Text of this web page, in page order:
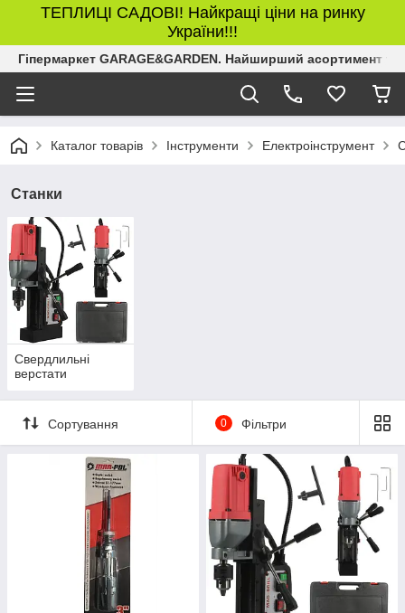
ТЕПЛИЦІ САДОВІ! Найкращі ціни на ринку
України!!!
Гіпермаркет GARAGE&GARDEN. Найширший асортимент
Каталог товарів Інструменти Електроінструмент
Станки
Свердлильні
верстати
Сортування 0 Фільтри